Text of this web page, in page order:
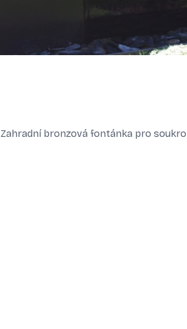
Zahradní bronzová fontánka pro